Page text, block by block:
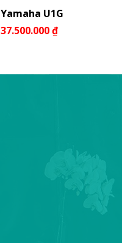
Yamaha U1G
37.500.000₫